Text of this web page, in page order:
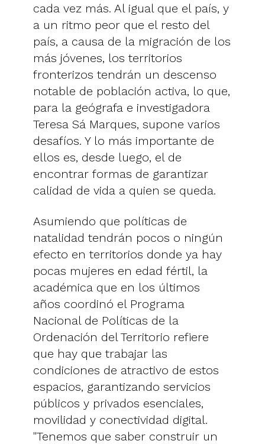
cada vez más. Al igual que el país, y
a un ritmo peor que el resto del
país, a causa de la migración de los
más jóvenes, los territorios
fronterizos tendrán un descenso
notable de población activa, lo que,
para la geógrafa e investigadora
Teresa Sá Marques, supone varios
desafíos. Y lo más importante de
ellos es, desde luego, el de
encontrar formas de garantizar
calidad de vida a quien se queda.
Asumiendo que políticas de
natalidad tendrán pocos o ningún
efecto en territorios donde ya hay
pocas mujeres en edad fértil, la
académica que en los últimos
años coordinó el Programa
Nacional de Políticas de la
Ordenación del Territorio refiere
que hay que trabajar las
condiciones de atractivo de estos
espacios, garantizando servicios
públicos y privados esenciales,
movilidad y conectividad digital.
"Tenemos que saber construir un